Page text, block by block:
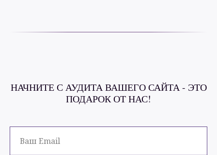
НАЧНИТЕ С АУДИТА ВАШЕГО САЙТА - ЭТО
ПОДАРОК ОТ НАС!